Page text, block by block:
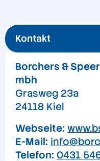
Kontakt
Borchers &
mbh
Grasweg 23a
24118 Kiel
Webseite:
E-Mail:
Telefon: 0431